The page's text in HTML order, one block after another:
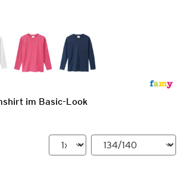
im Basic-Look